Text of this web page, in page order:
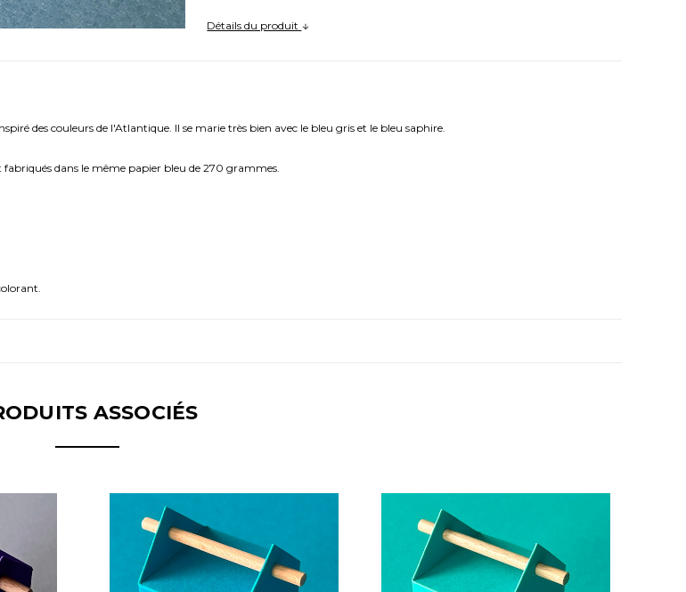
Détails du produit
des couleurs de l'Atlantique. Il se marie très bien avec le bleu gris et le bleu saphire.
fabriqués dans le même papier bleu de 270 grammes.
ASSOCIÉS